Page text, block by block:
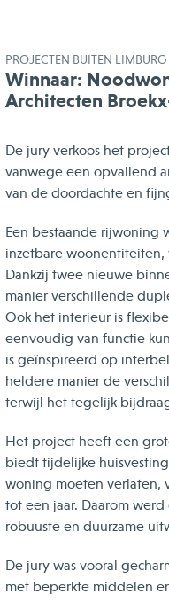
PROJECTEN BUITEN LIMBURG
Winnaar:
Architecten
De jury verkoos het
vanwege een opvallend
van de doordachte en
Een bestaande rijwoning
inzetbare
Dankzij twee nieuwe
manier verschillende
Ook het interieur is
eenvoudig van functie
is geïnspireerd op
heldere manier de
terwijl het tegelijk
Het project heeft een
biedt tijdelijke
woning moeten verlaten,
tot een jaar. Daarom
robuuste en duurzame
De jury was vooral
met beperkte middelen